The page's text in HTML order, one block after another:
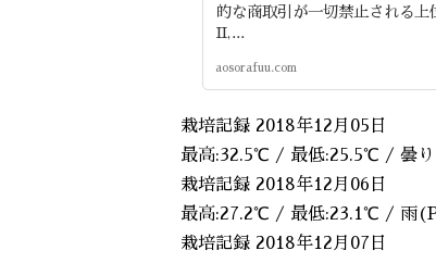
的な商取引が一切禁止される
II,...
aosorafuu.com
栽培記録 2018年12月05日
最高:32.5℃ / 最低:25.5℃ / 曇り
栽培記録 2018年12月06日
最高:27.2℃ / 最低:23.1℃ / 雨
栽培記録 2018年12月07日